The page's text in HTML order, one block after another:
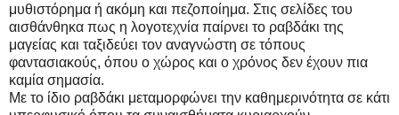
μυθιστόρημα ή ακόμη και πεζοποίημα. Στις σελίδες του
αισθάνθηκα πως η λογοτεχνία παίρνει το ραβδάκι της
μαγείας και ταξιδεύει τον αναγνώστη σε τόπους
φαντασιακούς, όπου ο χώρος και ο χρόνος δεν έχουν πια
καμία σημασία.
Με το ίδιο ραβδάκι μεταμορφώνει την καθημερινότητα σε κάτι